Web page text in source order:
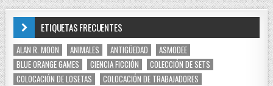
ETIQUETAS FRECUENTES
ALAN R. MOON ANIMALES ANTIGÜEDAD
ASMODEE
BLUE ORANGE GAMES
CIENCIA FICCIÓN
COLECCIÓN DE SETS
COLOCACIÓN DE LOSETAS
COLOCACIÓN DE TRABAJADORES